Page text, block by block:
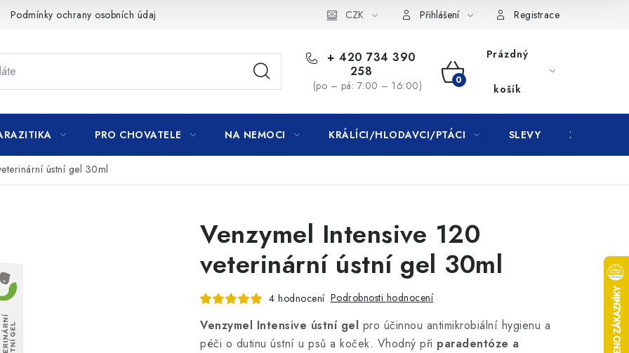
Podmínky ochrany osobních údajů CZK Přihlášení Registrace
+ 420 734 390
258
(po – pá: 7:00 – 16:00)
NÁKUPNÍ
KOŠÍK
Prázdný
košík
PRO CHOVATELE NA NEMOCI KRÁLÍCI/HLODAVCI/PTÁCI SLEVY ZNAČKY
ústní gel 30ml
Venzymel Intensive 120
veterinární ústní gel 30ml
4 hodnocení Podrobnosti hodnocení
Venzymel Intensive ústní gel pro účinnou antimikrobiální hygienu a
péči o dutinu ústní u psů a koček. Vhodný při paradentóze a